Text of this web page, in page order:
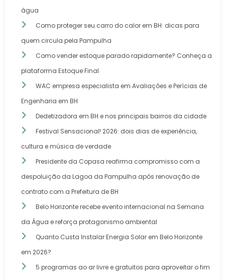
água
Como proteger seu carro do calor em BH: dicas para
quem circula pela Pampulha
Como vender estoque parado rapidamente? Conheça a
plataforma Estoque Final
WAC empresa especialista em Avaliações e Perícias de
Engenharia em BH
Dedetizadora em BH e nos principais bairros da cidade
Festival Sensacional! 2026: dois dias de experiência,
cultura e música de verdade
Presidente da Copasa reafirma compromisso com a
despoluição da Lagoa da Pampulha após renovação de
contrato com a Prefeitura de BH
Belo Horizonte recebe evento internacional na Semana
da Água e reforça protagonismo ambiental
Quanto Custa Instalar Energia Solar em Belo Horizonte
em 2026?
5 programas ao ar livre e gratuitos para aproveitar o fim